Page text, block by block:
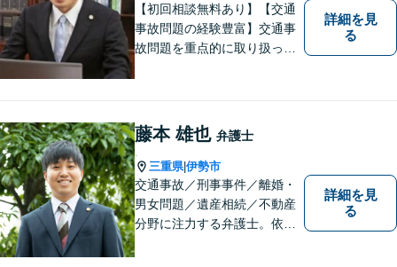
【初回相談無料あり】【交通
事故問題の経験豊富】交通事
故問題を重点的に取り扱って
ます。その他の法律問題につ
いても、あなたの身近な相談
役として、あなたの力になり
ます。
詳細を見
る
藤本 雄也 弁護士
三重県|伊勢市
交通事故／刑事事件／離婚・
男女問題／遺産相続／不動産
分野に注力する弁護士。依頼
詳細を見
る